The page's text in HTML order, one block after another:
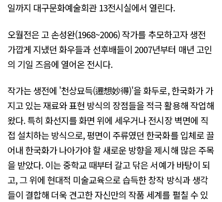
일까지 대구문화예술회관 13전시실에서 열린다.
오월전은 고 손성완(1968~2006) 작가를 추모하고자 생전
가깝게 지냈던 화우들과 선후배들이 2007년부터 매년 고인
의 기일 즈음에 열어온 전시다.
작가는 생전에 '천상묘득(遷想妙得)'을 화두로, 한국화가 가
지고 있는 재료와 표현 방식의 장점들을 적극 활용해 작업해
왔다. 특히 화선지를 화면 위에 세우거나 전시장 벽면에 직
접 설치하는 방식으로, 평면이 주류였던 한국화를 입체로 끌
어내 한국화가 나아가야 할 새로운 방향을 제시해 많은 주목
을 받았다. 이는 중학교 때부터 갈고 닦은 서예가 바탕이 되
고, 그 위에 현대적 미술교육으로 습득한 창작 방식과 생각
들이 결합해 더욱 견고한 자신만의 작품 세계를 펼칠 수 있